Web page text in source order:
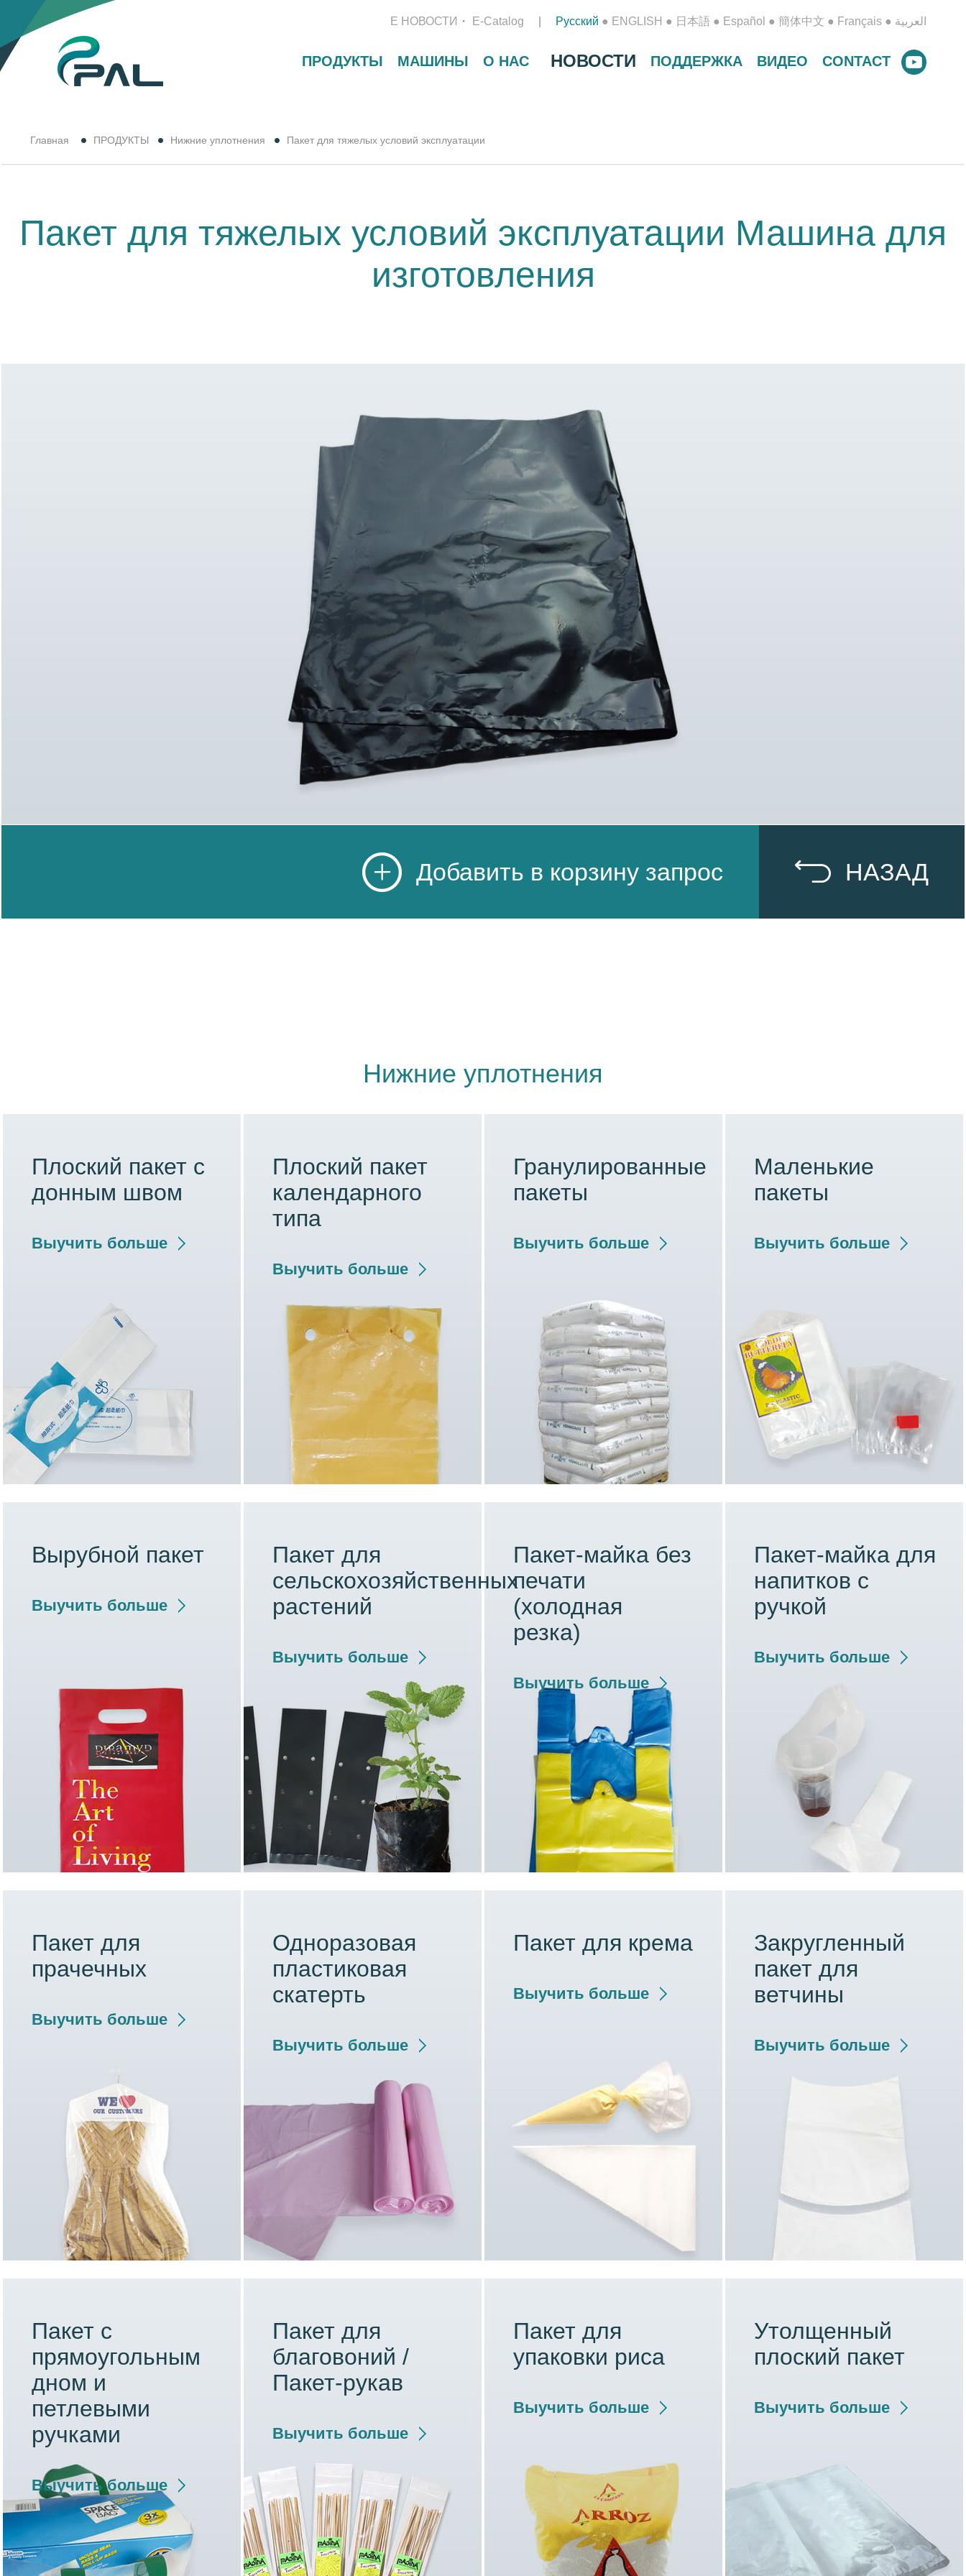
Русский ● ENGLISH ● 日本語 ● Español ● 簡体中文 ● Français ● العربية Е НОВОСТИ E-Catalog
ПРОДУКТЫ МАШИНЫ О НАС НОВОСТИ ПОДДЕРЖКА ВИДЕО CONTACT
Главная ПРОДУКТЫ Нижние уплотнения Пакет для тяжелых условий эксплуатации
Пакет для тяжелых условий эксплуатации Машина для
изготовления
НАЗАД
Добавить в корзину запрос
Нижние уплотнения
Плоский пакет с
донным швом
Выучить больше
Плоский пакет
календарного
типа
Выучить больше
Гранулированные
пакеты
Выучить больше
Маленькие
пакеты
Выучить больше
Вырубной пакет
Выучить больше
Пакет для
сельскохозяйственных
растений
Выучить больше
Пакет-майка без
печати
(холодная
резка)
Выучить больше
Пакет-майка для
напитков с
ручкой
Выучить больше
Пакет для
прачечных
Выучить больше
Одноразовая
пластиковая
скатерть
Выучить больше
Пакет для крема
Выучить больше
Закругленный
пакет для
ветчины
Выучить больше
Пакет с
прямоугольным
дном и
петлевыми
ручками
Выучить больше
Пакет для
благовоний /
Пакет-рукав
Выучить больше
Пакет для
упаковки риса
Выучить больше
Утолщенный
плоский пакет
Выучить больше